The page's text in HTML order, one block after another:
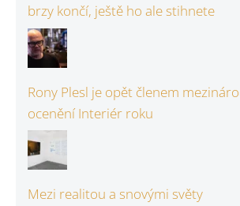
brzy končí, ještě ho ale stihnete
Rony Plesl je opět členem
ocenění Interiér roku
Mezi realitou a snovými světy